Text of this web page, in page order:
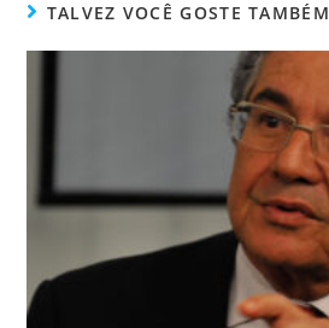
TALVEZ VOCÊ GOSTE TAMBÉM